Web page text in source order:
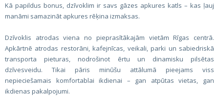
Kā papildus bonus, dzīvoklim ir savs gāzes apkures katls – kas ļauj
manāmi samazināt apkures rēķina izmaksas.
Dzīvoklis atrodas viena no pieprasītākajām vietām Rīgas centrā.
Apkārtnē atrodas restorāni, kafejnīcas, veikali, parki un sabiedriskā
transporta pieturas, nodrošinot ērtu un dinamisku pilsētas
dzīvesveidu. Tikai pāris minūšu attālumā pieejams viss
nepieciešamais komfortablai ikdienai – gan atpūtas vietas, gan
ikdienas pakalpojumi.